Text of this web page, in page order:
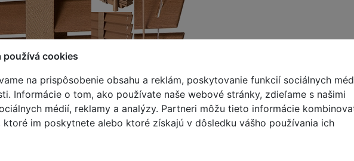
používá cookies
na prispôsobenie obsahu a reklám, poskytovanie funkcií sociálnych
Informácie o tom, ako používate naše webové stránky, zdieľame s našimi
médií, reklamy a analýzy. Partneri môžu tieto informácie
ktoré im poskytnete alebo ktoré získajú v dôsledku vášho používania ich
19.08.2026-21.08.2026
Doručenie
cena